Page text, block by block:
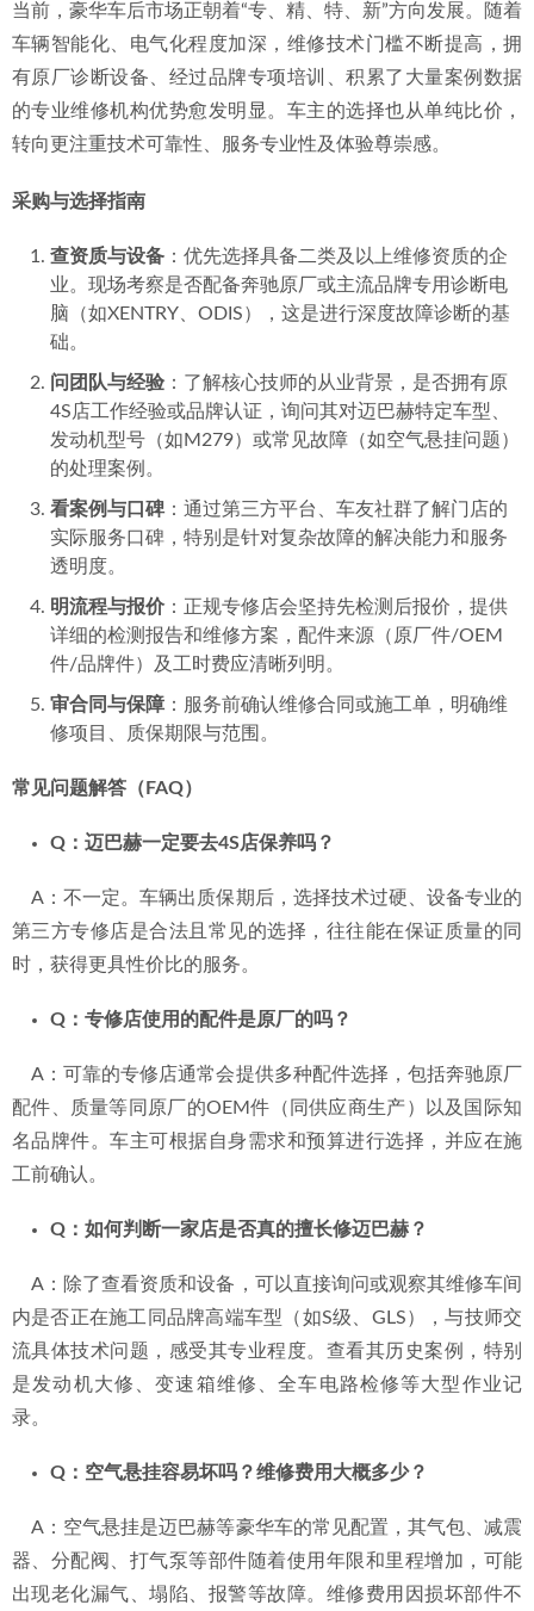
当前，豪华车后市场正朝着“专、精、特、新”方向发展。随着
车辆智能化、电气化程度加深，维修技术门槛不断提高，拥
有原厂诊断设备、经过品牌专项培训、积累了大量案例数据
的专业维修机构优势愈发明显。车主的选择也从单纯比价，
转向更注重技术可靠性、服务专业性及体验尊崇感。
采购与选择指南
查资质与设备 ：优先选择具备二类及以上维修资质的企
业。现场考察是否配备奔驰原厂或主流品牌专用诊断电
脑（如XENTRY、ODIS），这是进行深度故障诊断的基
础。
问团队与经验 ：了解核心技师的从业背景，是否拥有原
4S店工作经验或品牌认证，询问其对迈巴赫特定车型、
发动机型号（如M279）或常见故障（如空气悬挂问题）
的处理案例。
看案例与口碑：通过第三方平台、车友社群了解门店的
实际服务口碑，特别是针对复杂故障的解决能力和服务
透明度。
明流程与报价：正规专修店会坚持先检测后报价，提供
详细的检测报告和维修方案，配件来源（原厂件/OEM
件/品牌件）及工时费应清晰列明。
审合同与保障 ：服务前确认维修合同或施工单，明确维
修项目、质保期限与范围。
常见问题解答（FAQ）
Q：迈巴赫一定要去4S店保养吗？
    A：不一定。车辆出质保期后，选择技术过硬、设备专业的
第三方专修店是合法且常见的选择，往往能在保证质量的同
时，获得更具性价比的服务。
Q：专修店使用的配件是原厂的吗？
    A：可靠的专修店通常会提供多种配件选择，包括奔驰原厂
配件、质量等同原厂的OEM件（同供应商生产）以及国际知
名品牌件。车主可根据自身需求和预算进行选择，并应在施
工前确认。
Q：如何判断一家店是否真的擅长修迈巴赫？
    A：除了查看资质和设备，可以直接询问或观察其维修车间
内是否正在施工同品牌高端车型（如S级、GLS），与技师交
流具体技术问题，感受其专业程度。查看其历史案例，特别
是发动机大修、变速箱维修、全车电路检修等大型作业记
录。
Q：空气悬挂容易坏吗？维修费用大概多少？
    A：空气悬挂是迈巴赫等豪华车的常见配置，其气包、减震
器、分配阀、打气泵等部件随着使用年限和里程增加，可能
出现老化漏气、塌陷、报警等故障。维修费用因损坏部件不